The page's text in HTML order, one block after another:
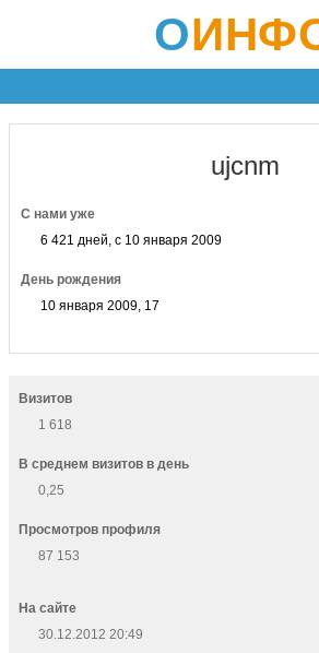
О
ujcnm
С нами уже
6 421 дней, с 10 января 2009
День рождения
10 января 2009, 17
Визитов
1 618
В среднем визитов в день
0,25
Просмотров профиля
87 153
На сайте
30.12.2012 20:49